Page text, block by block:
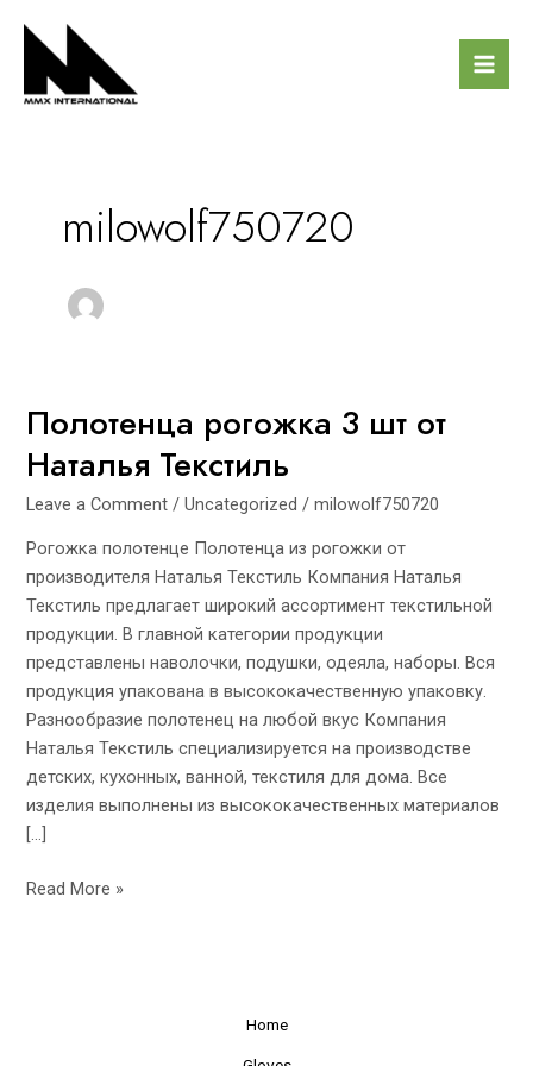
milowolf750720
Полотенца рогожка 3 шт от
Наталья Текстиль
Leave a Comment /Uncategorized /milowolf750720
Рогожка полотенце Полотенца из рогожки от
производителя Наталья Текстиль Компания Наталья
Текстиль предлагает широкий ассортимент текстильной
продукции. В главной категории продукции
представлены наволочки, подушки, одеяла, наборы. Вся
продукция упакована в высококачественную упаковку.
Разнообразие полотенец на любой вкус Компания
Наталья Текстиль специализируется на производстве
детских, кухонных, ванной, текстиля для дома. Все
изделия выполнены из высококачественных материалов
[…]
Полотенца
3
шт
Наталья
Текстиль
Read More »
Home